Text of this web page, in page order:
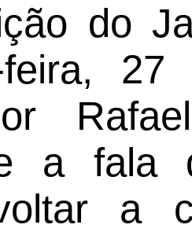
do
feira,
a fala
a